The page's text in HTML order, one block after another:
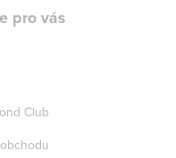
pro vás
Club